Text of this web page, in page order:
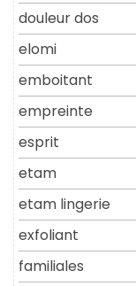
douleur dos
elomi
emboitant
empreinte
esprit
etam
etam lingerie
exfoliant
familiales